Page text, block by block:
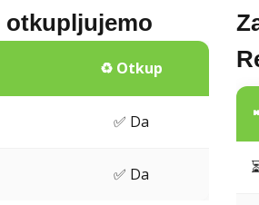
otkupljujemo
♻️ Otkup
✅ Da
✅ Da